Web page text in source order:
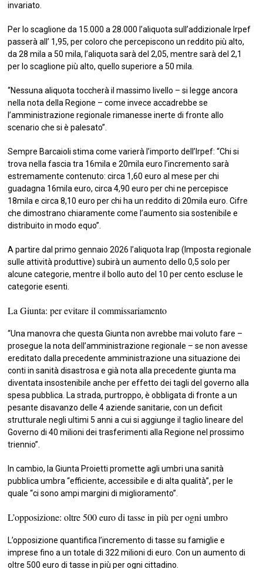
invariato.
Per lo scaglione da 15.000 a 28.000 l’aliquota sull’addizionale Irpef
passerà all’ 1,95, per coloro che percepiscono un reddito più alto,
da 28 mila a 50 mila, l’aliquota sarà del 2,05, mentre sarà del 2,1
per lo scaglione più alto, quello superiore a 50 mila.
“Nessuna aliquota toccherà il massimo livello – si legge ancora
nella nota della Regione – come invece accadrebbe se
l’amministrazione regionale rimanesse inerte di fronte allo
scenario che si è palesato”.
Sempre Barcaioli stima come varierà l’importo dell’Irpef: “Chi si
trova nella fascia tra 16mila e 20mila euro l’incremento sarà
estremamente contenuto: circa 1,60 euro al mese per chi
guadagna 16mila euro, circa 4,90 euro per chi ne percepisce
18mila e circa 8,10 euro per chi ha un reddito di 20mila euro. Cifre
che dimostrano chiaramente come l’aumento sia sostenibile e
distribuito in modo equo”.
A partire dal primo gennaio 2026 l’aliquota Irap (Imposta regionale
sulle attività produttive) subirà un aumento dello 0,5 solo per
alcune categorie, mentre il bollo auto del 10 per cento escluse le
categorie esenti.
La Giunta: per evitare il commissariamento
“Una manovra che questa Giunta non avrebbe mai voluto fare –
prosegue la nota dell’amministrazione regionale – se non avesse
ereditato dalla precedente amministrazione una situazione dei
conti in sanità disastrosa e già nota alla precedente giunta ma
diventata insostenibile anche per effetto dei tagli del governo alla
spesa pubblica. La strada, purtroppo, è obbligata di fronte a un
pesante disavanzo delle 4 aziende sanitarie, con un deficit
strutturale negli ultimi 5 anni a cui si aggiunge il taglio lineare del
Governo di 40 milioni dei trasferimenti alla Regione nel prossimo
triennio”.
In cambio, la Giunta Proietti promette agli umbri una sanità
pubblica umbra “efficiente, accessibile e di alta qualità”, per le
quale “ci sono ampi margini di miglioramento”.
L’opposizione: oltre 500 euro di tasse in più per ogni umbro
L’opposizione quantifica l’incremento di tasse su famiglie e
imprese fino a un totale di 322 milioni di euro. Con un aumento di
oltre 500 euro di tasse in più per ogni cittadino.